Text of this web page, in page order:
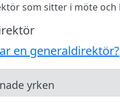
en generaldirektör?
yrken